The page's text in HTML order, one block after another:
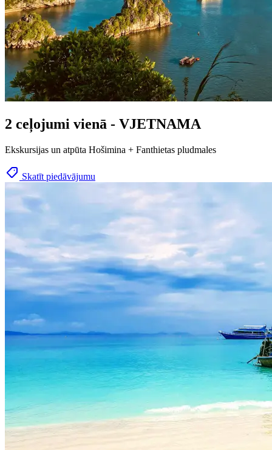
2 ceļojumi vienā - VJETNAMA
Ekskursijas un atpūta Hošimina + Fanthietas pludmales
Skatīt piedāvājumu